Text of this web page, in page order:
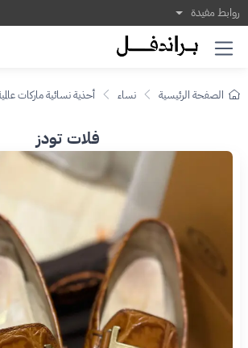
روابط مفيدة
الصفحة الرئيسية نساء أحذية نسائية ماركات
فلات تودز